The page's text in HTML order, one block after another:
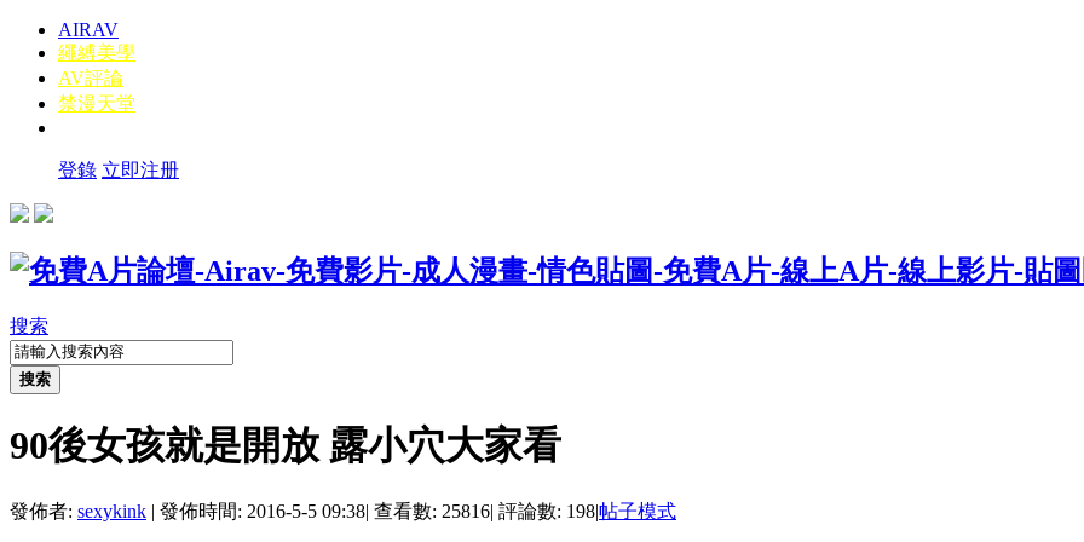
AIRAV
繩縛美學
AV評論
禁漫天堂
登錄 立即注册
搜索
搜索
90後女孩就是開放 露小穴大家看
發佈者: sexykink | 發佈時間: 2016-5-5 09:38| 查看數: 25816| 評論數: 198|帖子模式